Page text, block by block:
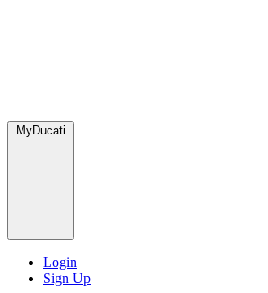
MyDucati
Login
Sign Up